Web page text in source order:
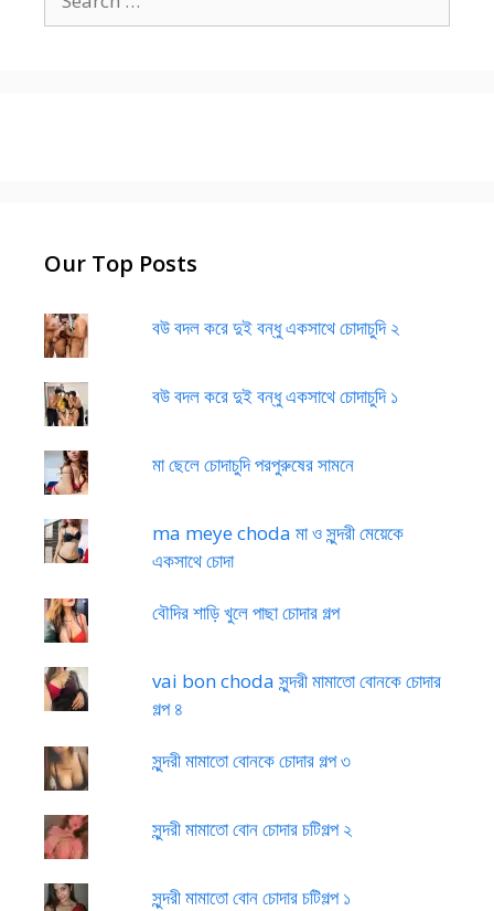
for:
Our Top Posts
বউ বদল করে দুই বন্ধু একসাথে চোদাচুদি ২
বউ বদল করে দুই বন্ধু একসাথে চোদাচুদি ১
মা ছেলে চোদাচুদি পরপুরুষের সামনে
ma meye choda মা ও সুন্দরী মেয়েকে
একসাথে চোদা
বৌদির শাড়ি খুলে পাছা চোদার গল্প
vai bon choda সুন্দরী মামাতো বোনকে চোদার
গল্প ৪
সুন্দরী মামাতো বোনকে চোদার গল্প ৩
সুন্দরী মামাতো বোন চোদার চটিগল্প ২
সুন্দরী মামাতো বোন চোদার চটিগল্প ১